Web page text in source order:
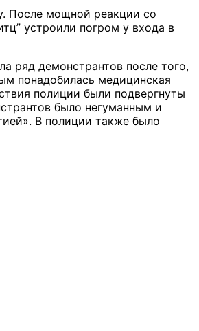
После мощной реакции со
устроили погром у входа в
ряд демонстрантов после того,
понадобилась медицинская
полиции были подвергнуты
было негуманным и
В полиции также было